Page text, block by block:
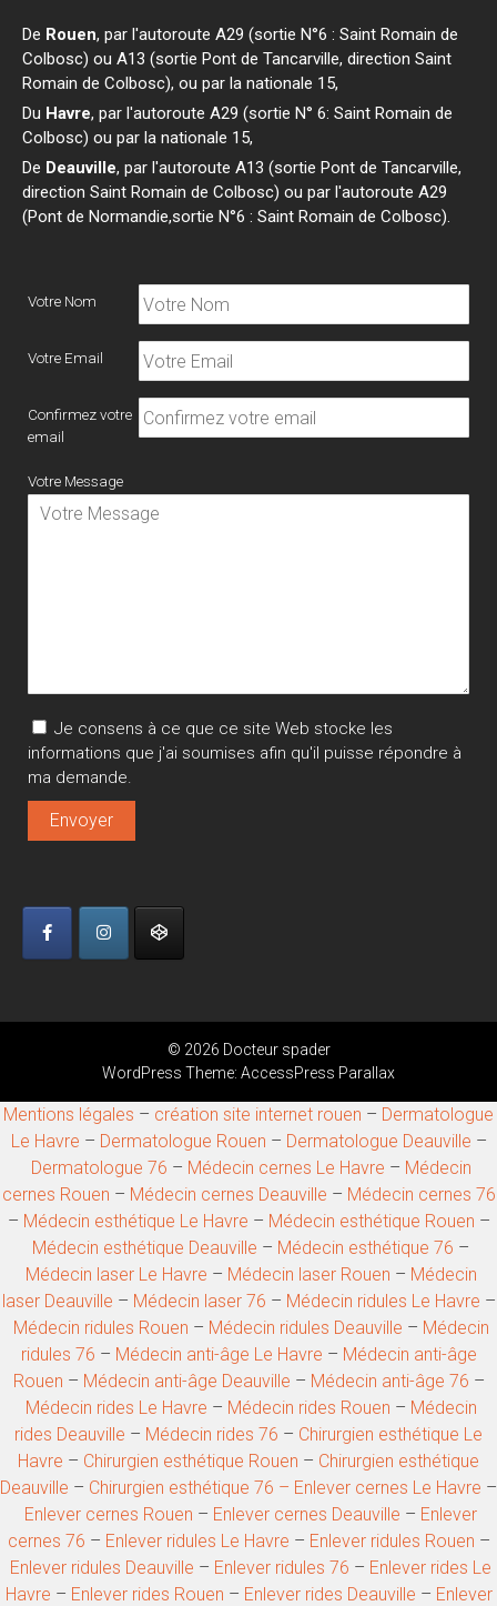
De Rouen, par l'autoroute A29 (sortie N°6 : Saint Romain de
Colbosc) ou A13 (sortie Pont de Tancarville, direction Saint
Romain de Colbosc), ou par la nationale 15,
Du Havre, par l'autoroute A29 (sortie N° 6: Saint Romain de
Colbosc) ou par la nationale 15,
De Deauville, par l'autoroute A13 (sortie Pont de Tancarville,
direction Saint Romain de Colbosc) ou par l'autoroute A29
(Pont de Normandie,sortie N°6 : Saint Romain de Colbosc).
Votre Nom
Votre Email
Confirmez votre
email
Votre Message
Je consens à ce que ce site Web stocke les
informations que j'ai soumises afin qu'il puisse répondre à
ma demande.
© 2026 Docteur spader
WordPress Theme: AccessPress Parallax
Mentions légales – création site internet rouen – Dermatologue
Le Havre – Dermatologue Rouen – Dermatologue Deauville –
Dermatologue 76 – Médecin cernes Le Havre – Médecin
cernes Rouen – Médecin cernes Deauville – Médecin cernes 76
– Médecin esthétique Le Havre – Médecin esthétique Rouen –
Médecin esthétique Deauville – Médecin esthétique 76 –
Médecin laser Le Havre – Médecin laser Rouen – Médecin
laser Deauville – Médecin laser 76 – Médecin ridules Le Havre –
Médecin ridules Rouen – Médecin ridules Deauville – Médecin
ridules 76 – Médecin anti-âge Le Havre – Médecin anti-âge
Rouen – Médecin anti-âge Deauville – Médecin anti-âge 76 –
Médecin rides Le Havre – Médecin rides Rouen – Médecin
rides Deauville – Médecin rides 76 – Chirurgien esthétique Le
Havre – Chirurgien esthétique Rouen – Chirurgien esthétique
Deauville – Chirurgien esthétique 76 – Enlever cernes Le Havre –
Enlever cernes Rouen – Enlever cernes Deauville – Enlever
cernes 76 – Enlever ridules Le Havre – Enlever ridules Rouen –
Enlever ridules Deauville – Enlever ridules 76 – Enlever rides Le
Havre – Enlever rides Rouen – Enlever rides Deauville – Enlever